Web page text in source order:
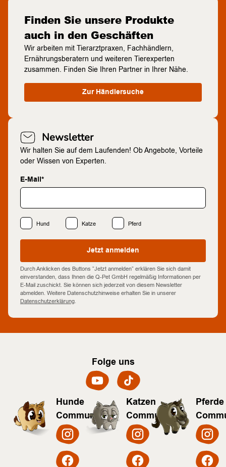
Finden Sie unsere Produkte
auch in den Geschäften
Wir arbeiten mit Tierarztpraxen, Fachhändlern,
Ernährungsberatern und weiteren Tierexperten
zusammen. Finden Sie Ihren Partner in Ihrer Nähe.
Zur Händlersuche
Newsletter
Wir halten Sie auf dem Laufenden! Ob Angebote, Vorteile
oder Wissen von Experten.
E-Mail*
Hund Katze Pferd
Jetzt anmelden
Durch Anklicken des Buttons “Jetzt anmelden” erklären Sie sich damit
einverstanden, dass Ihnen die Q-Pet GmbH regelmäßig Informationen per
E-Mail zuschickt. Sie können sich jederzeit von diesem Newsletter
abmelden. Weitere Datenschutzhinweise erhalten Sie in unserer
Datenschutzerklärung.
Folge uns
Hunde
Community
Katzen
Community
Pferde